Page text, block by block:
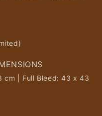
| Full Bleed: 43 x 43